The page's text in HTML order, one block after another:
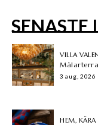
SENASTE
VILLA
3 aug, 2026
HEM, KÄRA